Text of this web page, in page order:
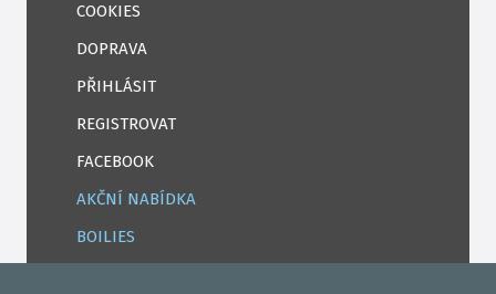
COOKIES
DOPRAVA
PŘIHLÁSIT
REGISTROVAT
FACEBOOK
AKČNÍ NABÍDKA
BOILIES